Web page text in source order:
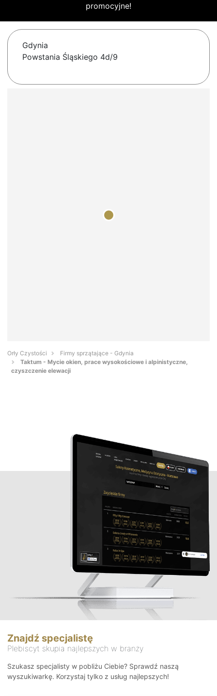
promocyjne!
Gdynia
Powstania Śląskiego 4d/9
Orły Czystości
Firmy sprzątające - Gdynia
Taktum - Mycie okien, prace wysokościowe i alpinistyczne,
czyszczenie elewacji
Znajdź specjalistę
Plebiscyt skupia najlepszych w branży
Szukasz specjalisty w pobliżu Ciebie? Sprawdź naszą
wyszukiwarkę. Korzystaj tylko z usług najlepszych!